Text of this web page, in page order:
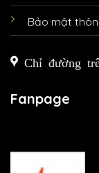
Bảo mật
Chỉ đường
Fanpage